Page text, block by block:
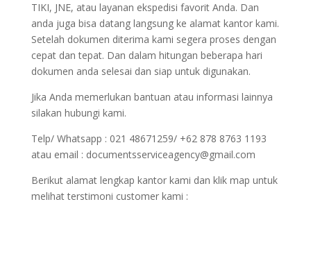
TIKI, JNE, atau layanan ekspedisi favorit Anda. Dan
anda juga bisa datang langsung ke alamat kantor kami.
Setelah dokumen diterima kami segera proses dengan
cepat dan tepat. Dan dalam hitungan beberapa hari
dokumen anda selesai dan siap untuk digunakan.
Jika Anda memerlukan bantuan atau informasi lainnya
silakan hubungi kami.
Telp/ Whatsapp : 021 48671259/ +62 878 8763 1193
atau email : documentsserviceagency@gmail.com
Berikut alamat lengkap kantor kami dan klik map untuk
melihat terstimoni customer kami :